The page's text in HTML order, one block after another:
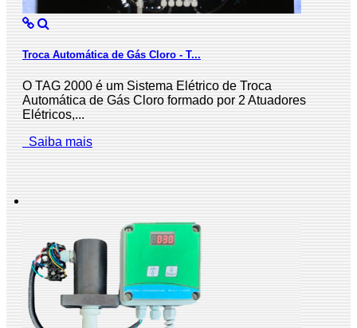
Troca Automática de Gás Cloro - T...
O TAG 2000 é um Sistema Elétrico de Troca
Automática de Gás Cloro formado por 2 Atuadores
Elétricos,...
Saiba mais